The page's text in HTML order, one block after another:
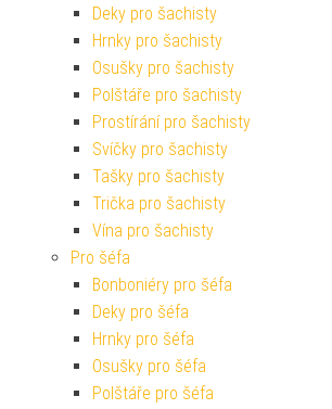
Deky pro šachisty
Hrnky pro šachisty
Osušky pro šachisty
Polštáře pro šachisty
Prostírání pro šachisty
Svíčky pro šachisty
Tašky pro šachisty
Trička pro šachisty
Vína pro šachisty
Pro šéfa
Bonboniéry pro šéfa
Deky pro šéfa
Hrnky pro šéfa
Osušky pro šéfa
Polštáře pro šéfa